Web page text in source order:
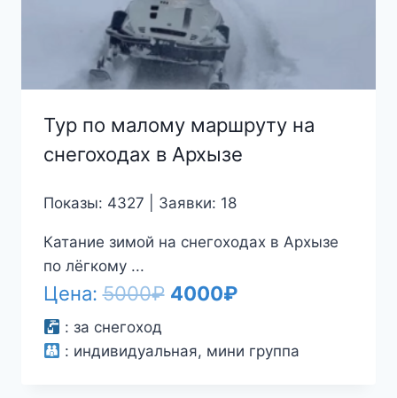
Тур по малому маршруту на
снегоходах в Архызе
Показы: 4327 | Заявки: 18
Катание зимой на снегоходах в Архызе
по лёгкому ...
Цена:5000₽ Первоначальная
составляла
4000₽Текущая
4000₽.
: за снегоход
: индивидуальная, мини группа